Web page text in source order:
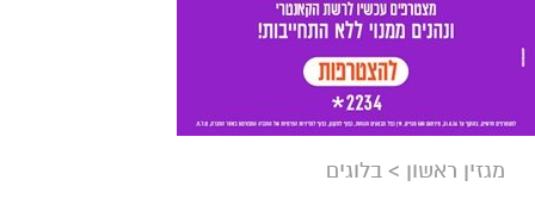
מגזין ראשון > בלוגים